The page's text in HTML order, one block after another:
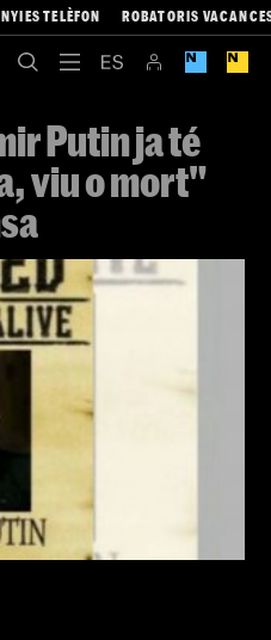
TELÈFON ROBATORIS
Putin ja té
viu o mort"